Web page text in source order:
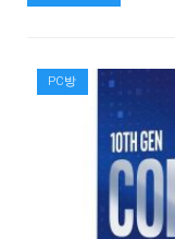
PC방